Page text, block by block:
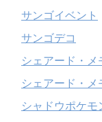
サンゴイベント
サンゴデコ
シェアード・メ
シェアード・
シャドウポケモ